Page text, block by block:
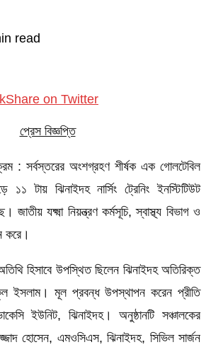
read
Share on Twitter
প্রেস বিজ্ঞপ্তি
: সর্বস্তরের অংশগ্রহণ শীর্ষক এক গোলটেবিল
১১ টায় ঝিনাইদহ নার্সিং ট্রেনিং ইনস্টিটিউট
জাতীয় যক্ষ্মা নিয়ন্ত্রণ কর্মসূচি, স্বাস্থ্য বিভাগ ও
করে।
হিসাবে উপস্থিত ছিলেন ঝিনাইদহ অতিরিক্ত
ইসলাম। মূল প্রবন্ধ উপস্থাপন করেন প্রীতি
ইউনিট, ঝিনাইদহ। অনুষ্ঠানটি সঞ্চালকের
হোসেন, এমওসিএস, ঝিনাইদহ, সিভিল সার্জন